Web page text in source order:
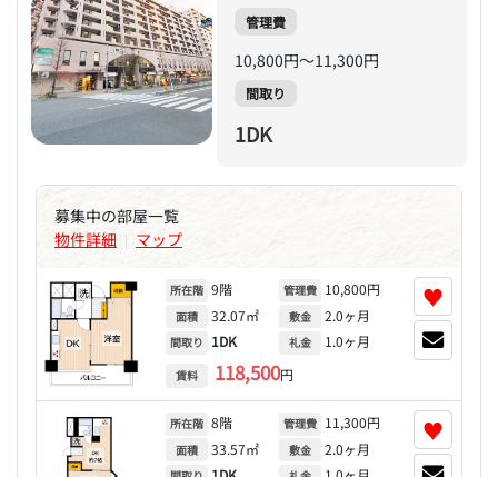
管理費
10,800円～11,300円
間取り
1DK
募集中の部屋一覧
物件詳細 | マップ
所在階 9階
面積 32.07㎡
間取り 1DK
賃料 118,500円
管理費 10,800円
敷金 2.0ヶ月
礼金 1.0ヶ月
♥
所在階 8階
面積 33.57㎡
管理費 11,300円
敷金 2.0ヶ月
♥